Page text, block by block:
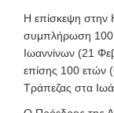
Η επίσκεψη στην
συμπλήρωση 100
Ιωαννίνων (21
επίσης 100 ετών
Τράπεζας στα